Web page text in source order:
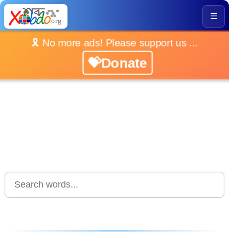
☰
🎗️ No more ads! Please support us ...
💝Donate